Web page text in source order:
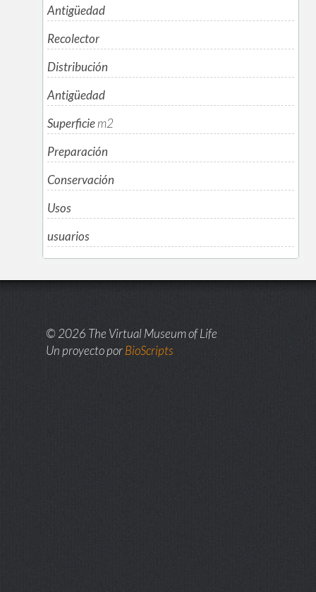
Antigüedad
Recolector
Distribución
Antigüedad
Superficiem2
Preparación
Conservación
Usos
usuarios
© 2026 The Virtual Museum of Life
Un proyecto porBioScripts